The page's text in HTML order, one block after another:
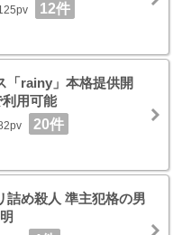
12件
「rainy」本格提供開
用可能
20件
詰め殺人 準主犯格の男